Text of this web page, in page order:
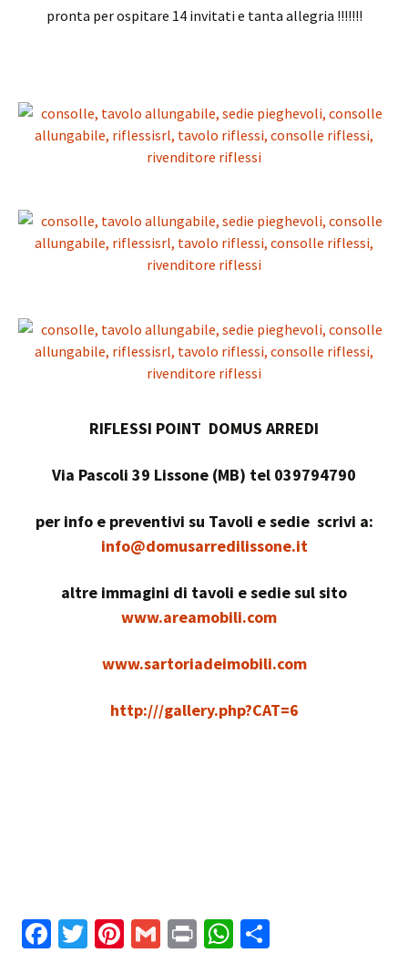
pronta per ospitare 14 invitati e tanta allegria !!!!!!!
RIFLESSI POINT DOMUS ARREDI
Via Pascoli 39 Lissone (MB) tel 039794790
per info e preventivi su Tavoli e sedie scrivi a:
info@domusarredilissone.it
altre immagini di tavoli e sedie sul sito
www.areamobili.com
www.sartoriadeimobili.com
http:///gallery.php?CAT=6
Fa T
Pi G
Pr W